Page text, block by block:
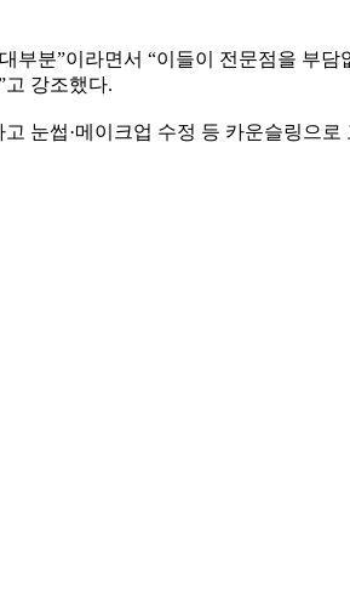
부분”이라면서 “이들이 전문점을 부
고 강조했다.
눈썹·메이크업 수정 등 카운슬링으로